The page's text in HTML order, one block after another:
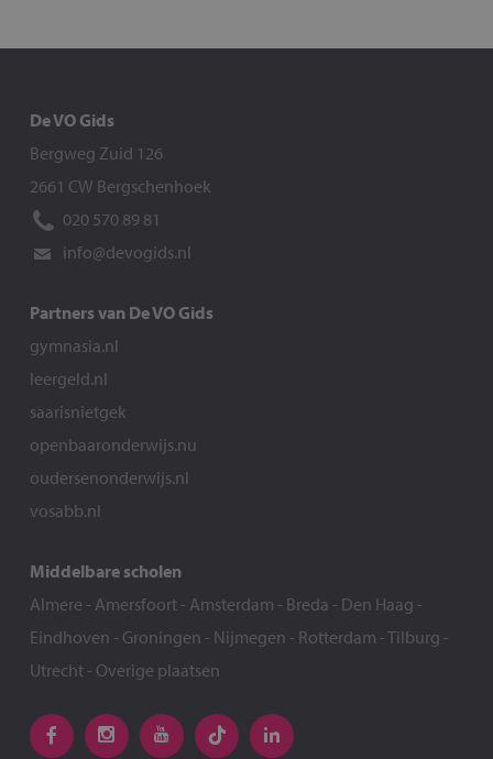
De VO Gids
Bergweg Zuid 126
2661 CW Bergschenhoek
020 570 89 81
info@devogids.nl
Partners van De VO Gids
gymnasia.nl
leergeld.nl
saarisnietgek
openbaaronderwijs.nu
oudersenonderwijs.nl
vosabb.nl
Middelbare scholen
Almere - Amersfoort- Amsterdam - Breda - Den Haag -
Eindhoven - Groningen - Nijmegen - Rotterdam -Tilburg -
Utrecht- Overige plaatsen